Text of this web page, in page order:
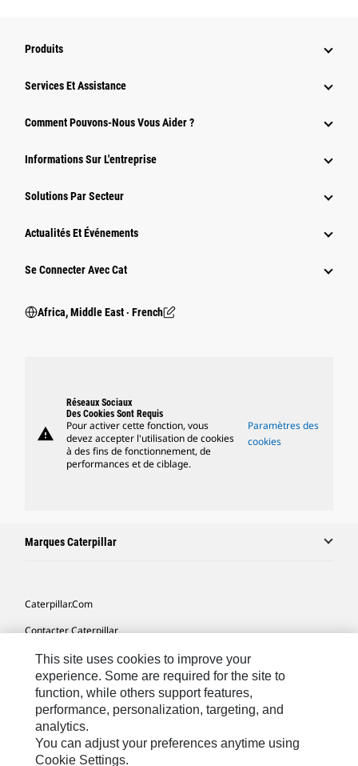
Produits
Services Et Assistance
Comment Pouvons-Nous Vous Aider ?
Informations Sur L'entreprise
Solutions Par Secteur
Actualités Et Événements
Se Connecter Avec Cat
Africa, Middle East ‧ French
warning
Réseaux Sociaux
Des Cookies Sont Requis
Pour activer cette fonction, vous
devez accepter l'utilisation de cookies
à des fins de fonctionnement, de
performances et de ciblage.
Paramètres des
cookies
Marques Caterpillar
Caterpillar.com
Contacter Caterpillar
Mes Préférences Marketing
Plan Du Site
Cookie Settings
Mentions Légales
Confidentialité
This site uses cookies to improve your
experience. Some are required for the site to
function, while others support features,
performance, personalization, targeting, and
analytics.
You can adjust your preferences anytime using
Cookie Settings.